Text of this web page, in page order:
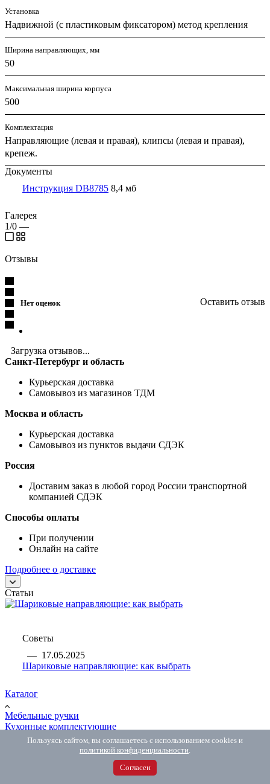
Установка
Надвижной (с пластиковым фиксатором) метод крепления
Ширина направляющих, мм
50
Максимальная ширина корпуса
500
Комплектация
Направляющие (левая и правая), клипсы (левая и правая),
крепеж.
Документы
Инструкция DB8785 8,4 мб
Галерея
1/0 —
Отзывы
Нет оценок Оставить отзыв
Загрузка отзывов...
Санкт-Петербург и область
Курьерская доставка
Самовывоз из магазинов ТДМ
Москва и область
Курьерская доставка
Самовывоз из пунктов выдачи СДЭК
Россия
Доставим заказ в любой город России транспортной
компанией СДЭК
Способы оплаты
При получении
Онлайн на сайте
Подробнее о доставке
Статьи
Советы
— 17.05.2025
Шариковые направляющие: как выбрать
Каталог
Мебельные ручки
Кухонные комплектующие
Наполнение для шкафов
Мойки и смесители
Пользуясь сайтом, вы соглашаетесь с использованием cookies и
политикой конфиденциальности.
Согласен